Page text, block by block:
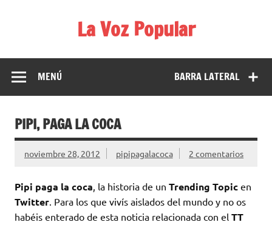
La Voz Popular
para reírse de las verdaderas.
BARRA LATERAL
MENÚ
PIPI, PAGA LA COCA
noviembre 28, 2012 pipipagalacoca 2 comentarios
Pipi paga la coca, la historia de un Trending Topic en
Twitter. Para los que vivís aislados del mundo y no os
habéis enterado de esta noticia relacionada con el TT